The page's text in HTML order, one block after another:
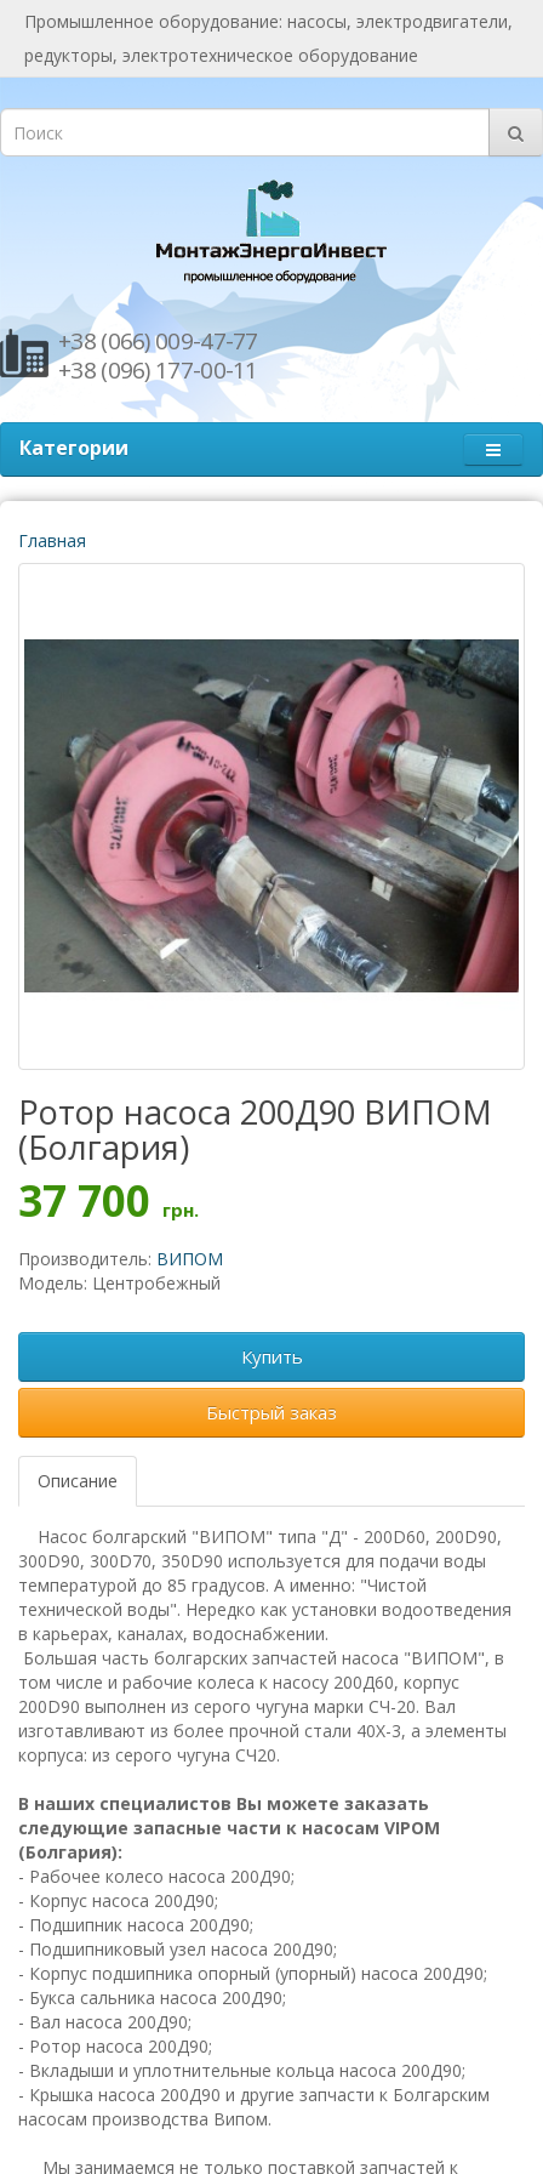
Промышленное оборудование: насосы, электродвигатели,
редукторы, электротехническое оборудование
+38 (066) 009-47-77
+38 (096) 177-00-11
Категории
Главная
Ротор насоса 200Д90 ВИПОМ
(Болгария)
37 700 грн.
Производитель: ВИПОМ
Модель: Центробежный
Купить
Быстрый заказ
Описание
Насос болгарский "ВИПОМ" типа "Д" - 200D60, 200D90,
300D90, 300D70, 350D90 используется для подачи воды
температурой до 85 градусов. А именно: "Чистой
технической воды". Нередко как установки водоотведения
в карьерах, каналах, водоснабжении.
Большая часть болгарских запчастей насоса "ВИПОМ", в
том числе и рабочие колеса к насосу 200Д60, корпус
200D90 выполнен из серого чугуна марки СЧ-20. Вал
изготавливают из более прочной стали 40Х-3, а элементы
корпуса: из серого чугуна СЧ20.
В наших специалистов Вы можете заказать
следующие запасные части к насосам VIPOM
(Болгария):
- Рабочее колесо насоса 200Д90;
- Корпус насоса 200Д90;
- Подшипник насоса 200Д90;
- Подшипниковый узел насоса 200Д90;
- Корпус подшипника опорный (упорный) насоса 200Д90;
- Букса сальника насоса 200Д90;
- Вал насоса 200Д90;
- Ротор насоса 200Д90;
- Вкладыши и уплотнительные кольца насоса 200Д90;
- Крышка насоса 200Д90 и другие запчасти к Болгарским
насосам производства Випом.
Мы занимаемся не только поставкой запчастей к